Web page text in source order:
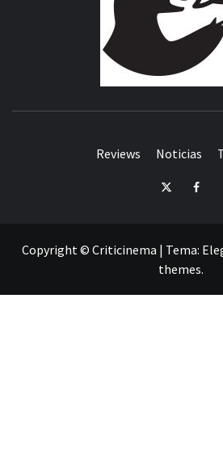
Reviews Noticias
Twitter
Copyright © Criticinema | Tema:
themes.